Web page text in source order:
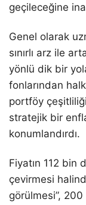
geçileceğine
Genel olarak
sınırlı arz ile
yönlü dik bir
fonlarından
portföy
stratejik bir
konumlandırdı.
Fiyatın 112 bin
çevirmesi
görülmesi”,